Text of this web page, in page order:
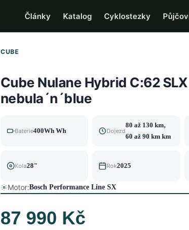
Články Katalog Cyklostezky
CUBE
Cube Nulane Hybrid C:62
nebula´n´blue
Baterie400Wh Wh Dojezd
80 až 130 km,
60 až 90 km km
Kola28" Rok2025
Motor:Bosch Performance Line SX
87 990 Kč